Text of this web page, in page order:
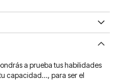
a prueba tus habilidades
capacidad..., para ser el